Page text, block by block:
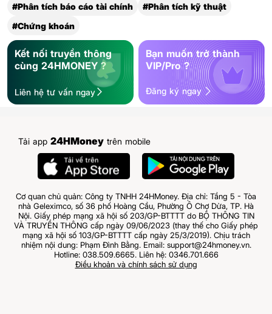
#Phân tích báo cáo tài chính
#Phân tích kỹ thuật
#Chứng khoán
Kết nối truyền thông
cùng 24HMONEY ?
Liên hệ tư vấn ngay
Bạn muốn trở thành
VIP/Pro ?
Đăng ký ngay
Tải app 24HMoney trên mobile
Cơ quan chủ quản: Công ty TNHH 24HMoney. Địa chỉ: Tầng 5 - Tòa
nhà Geleximco, số 36 phố Hoàng Cầu, Phường Ô Chợ Dừa, TP. Hà
Nội. Giấy phép mạng xã hội số 203/GP-BTTTT do BỘ THÔNG TIN
VÀ TRUYỀN THÔNG cấp ngày 09/06/2023 (thay thế cho Giấy phép
mạng xã hội số 103/GP-BTTTT cấp ngày 25/3/2019). Chịu trách
nhiệm nội dung: Phạm Đình Bằng. Email: support@24hmoney.vn.
Hotline: 038.509.6665. Liên hệ: 0346.701.666
Điều khoản và chính sách sử dụng